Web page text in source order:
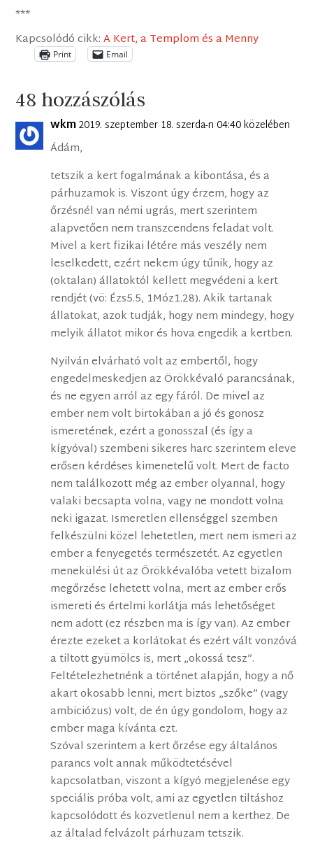
***
Kapcsolódó cikk:A Kert, a Templom és a Menny
Print Email
48 hozzászólás
wkm2019. szeptember 18. szerda-n 04:40 közelében
Ádám,
tetszik a kert fogalmának a kibontása, és a
párhuzamok is. Viszont úgy érzem, hogy az
őrzésnél van némi ugrás, mert szerintem
alapvetően nem transzcendens feladat volt.
Mivel a kert fizikai létére más veszély nem
leselkedett, ezért nekem úgy tűnik, hogy az
(oktalan) állatoktól kellett megvédeni a kert
rendjét (vö: Ézs5.5, 1Móz1.28). Akik tartanak
állatokat, azok tudják, hogy nem mindegy, hogy
melyik állatot mikor és hova engedik a kertben.
Nyilván elvárható volt az embertől, hogy
engedelmeskedjen az Örökkévaló parancsának,
és ne egyen arról az egy fáról. De mivel az
ember nem volt birtokában a jó és gonosz
ismeretének, ezért a gonosszal (és így a
kígyóval) szembeni sikeres harc szerintem eleve
erősen kérdéses kimenetelű volt. Mert de facto
nem találkozott még az ember olyannal, hogy
valaki becsapta volna, vagy ne mondott volna
neki igazat. Ismeretlen ellenséggel szemben
felkészülni közel lehetetlen, mert nem ismeri az
ember a fenyegetés természetét. Az egyetlen
menekülési út az Örökkévalóba vetett bizalom
megőrzése lehetett volna, mert az ember erős
ismereti és értelmi korlátja más lehetőséget
nem adott (ez részben ma is így van). Az ember
érezte ezeket a korlátokat és ezért vált vonzóvá
a tiltott gyümölcs is, mert „okossá tesz”.
Feltételezhetnénk a történet alapján, hogy a nő
akart okosabb lenni, mert biztos „szőke” (vagy
ambiciózus) volt, de én úgy gondolom, hogy az
ember maga kívánta ezt.
Szóval szerintem a kert őrzése egy általános
parancs volt annak működtetésével
kapcsolatban, viszont a kígyó megjelenése egy
speciális próba volt, ami az egyetlen tiltáshoz
kapcsolódott és közvetlenül nem a kerthez. De
az általad felvázolt párhuzam tetszik.